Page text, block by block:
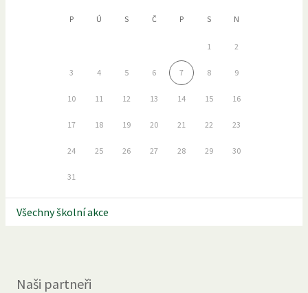
P Ú S Č P S N
1 2
3 4 5 6 7 8 9
10 11 12 13 14 15 16
17 18 19 20 21 22 23
24 25 26 27 28 29 30
31
Všechny školní akce
Naši partneři